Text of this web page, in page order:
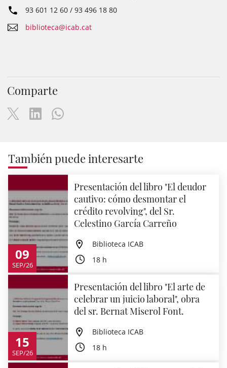
93 601 12 60 / 93 496 18 80
biblioteca@icab.cat
Comparte
También puede interesarte
09
SEP/26
Presentación del libro "El deudor
cautivo: cómo desmontar el
crédito revolving", del Sr.
Celestino García Carreño
Biblioteca ICAB
18 h
15
SEP/26
Presentación del libro "El arte de
celebrar un juicio laboral", obra
del sr. Bernat Miserol Font.
Biblioteca ICAB
18 h